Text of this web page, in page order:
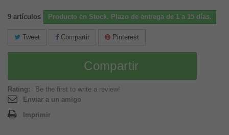
9 artículos Producto en Stock. Plazo de entrega de 1 a 15 días.
Tweet Compartir Pinterest
Compartir
Rating:
Be the first to write a review!
Enviar a un amigo
Imprimir